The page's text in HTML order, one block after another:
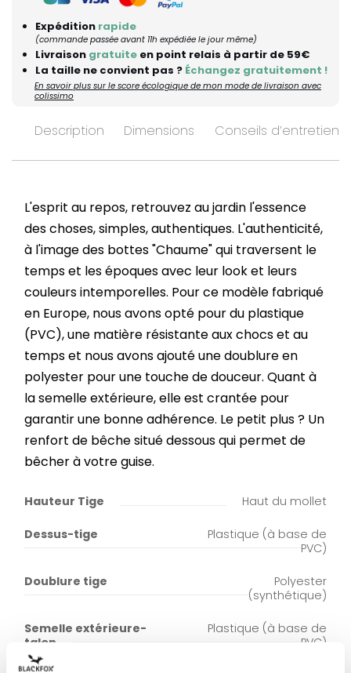
Expédition rapide
(commande passée avant 11h expédiée le jour même)
Livraison gratuite en point relais à partir de 59€
La taille ne convient pas ? Échangez gratuitement !
En savoir plus sur le score écologique de mon mode de livraison avec
colissimo
Description Dimensions Conseils d’entretien
L'esprit au repos, retrouvez au jardin l'essence
des choses, simples, authentiques. L'authenticité,
à l'image des bottes "Chaume" qui traversent le
temps et les époques avec leur look et leurs
couleurs intemporelles. Pour ce modèle fabriqué
en Europe, nous avons opté pour du plastique
(PVC), une matière résistante aux chocs et au
temps et nous avons ajouté une doublure en
polyester pour une touche de douceur. Quant à
la semelle extérieure, elle est crantée pour
garantir une bonne adhérence. Le petit plus ? Un
renfort de bêche situé dessous qui permet de
bêcher à votre guise.
Hauteur Tige Haut du mollet
Dessus-tige
Plastique (à base de
PVC)
Doublure tige
Polyester
(synthétique)
Semelle extérieure-
talon
Plastique (à base de
PVC)